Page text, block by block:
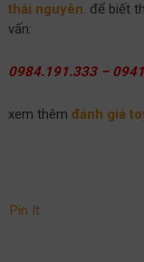
thái nguyên. để biết
vấn:
0984.191.333 –
xem thêm đánh giá
Pin It